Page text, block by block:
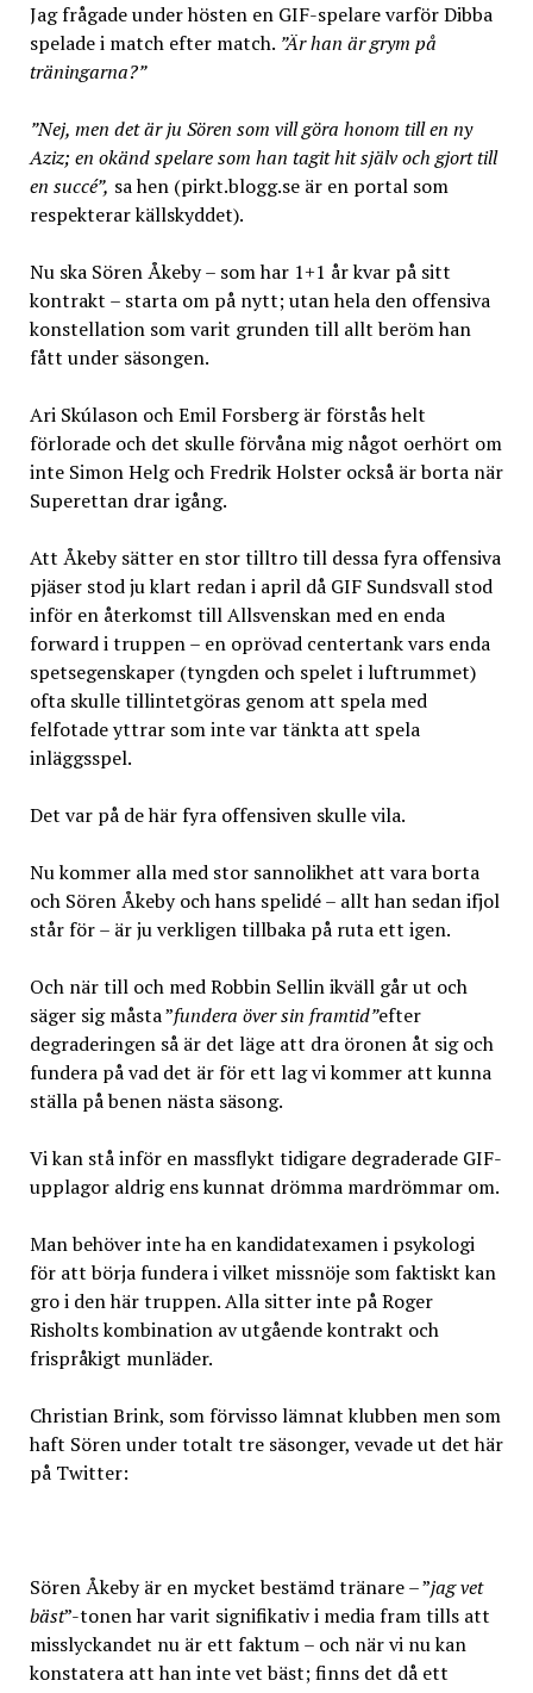
Jag frågade under hösten en GIF-spelare varför Dibba
spelade i match efter match. ”Är han är grym på
träningarna?”
”Nej, men det är ju Sören som vill göra honom till en ny
Aziz; en okänd spelare som han tagit hit själv och gjort till
en succé”, sa hen (pirkt.blogg.se är en portal som
respekterar källskyddet).
Nu ska Sören Åkeby – som har 1+1 år kvar på sitt
kontrakt – starta om på nytt; utan hela den offensiva
konstellation som varit grunden till allt beröm han
fått under säsongen.
Ari Skúlason och Emil Forsberg är förstås helt
förlorade och det skulle förvåna mig något oerhört om
inte Simon Helg och Fredrik Holster också är borta när
Superettan drar igång.
Att Åkeby sätter en stor tilltro till dessa fyra offensiva
pjäser stod ju klart redan i april då GIF Sundsvall stod
inför en återkomst till Allsvenskan med en enda
forward i truppen – en oprövad centertank vars enda
spetsegenskaper (tyngden och spelet i luftrummet)
ofta skulle tillintetgöras genom att spela med
felfotade yttrar som inte var tänkta att spela
inläggsspel.
Det var på de här fyra offensiven skulle vila.
Nu kommer alla med stor sannolikhet att vara borta
och Sören Åkeby och hans spelidé – allt han sedan ifjol
står för – är ju verkligen tillbaka på ruta ett igen.
Och när till och med Robbin Sellin ikväll går ut och
säger sig måsta ”fundera över sin framtid”efter
degraderingen så är det läge att dra öronen åt sig och
fundera på vad det är för ett lag vi kommer att kunna
ställa på benen nästa säsong.
Vi kan stå inför en massflykt tidigare degraderade GIF-
upplagor aldrig ens kunnat drömma mardrömmar om.
Man behöver inte ha en kandidatexamen i psykologi
för att börja fundera i vilket missnöje som faktiskt kan
gro i den här truppen. Alla sitter inte på Roger
Risholts kombination av utgående kontrakt och
frispråkigt munläder.
Christian Brink, som förvisso lämnat klubben men som
haft Sören under totalt tre säsonger, vevade ut det här
på Twitter:
Sören Åkeby är en mycket bestämd tränare – ”jag vet
bäst”-tonen har varit signifikativ i media fram tills att
misslyckandet nu är ett faktum – och när vi nu kan
konstatera att han inte vet bäst; finns det då ett